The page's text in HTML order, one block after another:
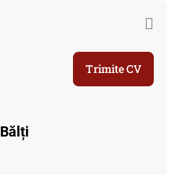
Trimite CV